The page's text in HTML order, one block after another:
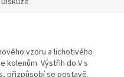
vzoru a lichotivého
kolenům. Výstřih do V s
přizpůsobí se postavě.